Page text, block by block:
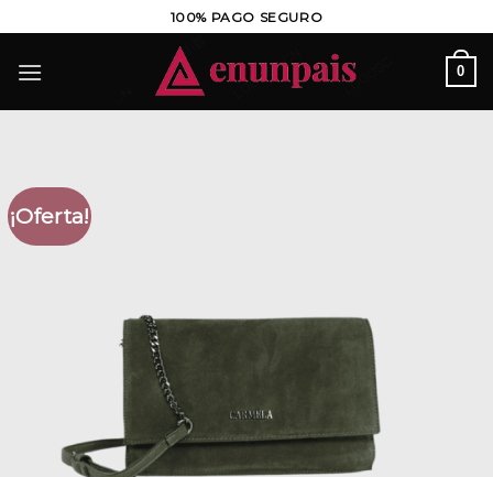
al
contenido
100% PAGO SEGURO
0
¡Oferta!